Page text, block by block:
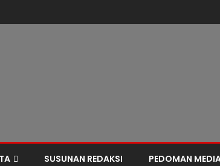
SUSUNAN REDAKSI PEDOMAN